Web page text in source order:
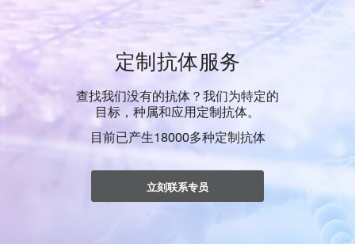
定制抗体服务
查找我们没有的抗体？我们为特定的
目标，种属和应用定制抗体。
目前已产生18000多种定制抗体
立刻联系专员